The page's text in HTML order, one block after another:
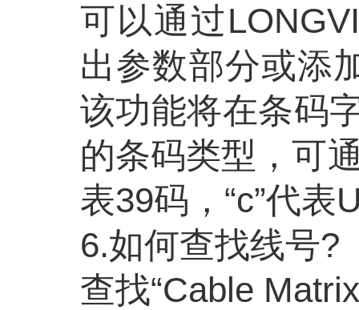
可以通过
出参数部分或添
该功能将在条码
的条码类型，可
表39码，“c”代表
6.如何查找线号?
查找“Cable